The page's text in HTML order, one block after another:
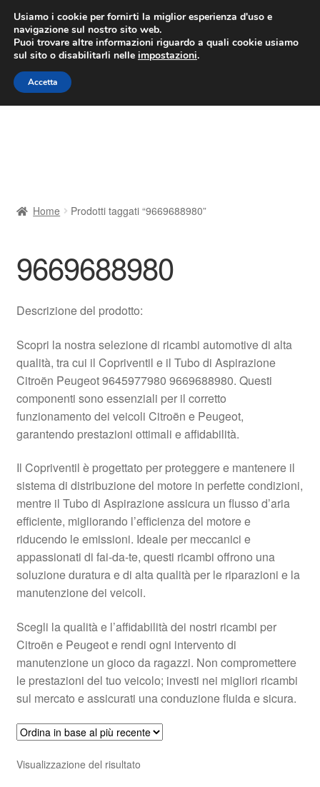
CONSEGNA da 7 EUR
Lun-Ven 9:00 - 16:00/800 580 290
Vai
alla
navigazione
Vai
al
contenuto
Contatto
Il mio account
Pagamenti
Politica sulla riservatezza
Procedura di Reclamo
Rimostranza
Spedizione in tutto il mondo
Termini e condizioni
Home Prodotti taggati “9669688980”
9669688980
Descrizione del prodotto:
Scopri la nostra selezione di ricambi automotive di alta
qualità, tra cui il Copriventil e il Tubo di Aspirazione
Citroën Peugeot 9645977980 9669688980. Questi
componenti sono essenziali per il corretto
funzionamento dei veicoli Citroën e Peugeot,
garantendo prestazioni ottimali e affidabilità.
Il Copriventil è progettato per proteggere e mantenere il
sistema di distribuzione del motore in perfette condizioni,
mentre il Tubo di Aspirazione assicura un flusso d’aria
efficiente, migliorando l’efficienza del motore e
riducendo le emissioni. Ideale per meccanici e
appassionati di fai-da-te, questi ricambi offrono una
soluzione duratura e di alta qualità per le riparazioni e la
manutenzione dei veicoli.
Scegli la qualità e l’affidabilità dei nostri ricambi per
Citroën e Peugeot e rendi ogni intervento di
manutenzione un gioco da ragazzi. Non compromettere
le prestazioni del tuo veicolo; investi nei migliori ricambi
sul mercato e assicurati una conduzione fluida e sicura.
Visualizzazione del risultato
Usiamo i cookie per fornirti la miglior esperienza d'uso e
navigazione sul nostro sito web.
Puoi trovare altre informazioni riguardo a quali cookie usiamo
sul sito o disabilitarli nelle impostazioni.
Accetta